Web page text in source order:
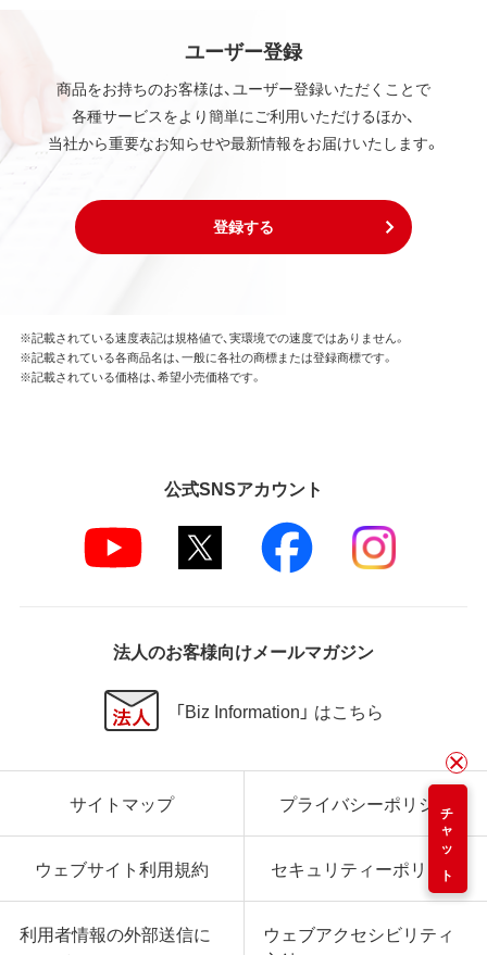
ユーザー登録
商品をお持ちのお客様は、ユーザー登録いただくことで
各種サービスをより簡単にご利用いただけるほか、
当社から重要なお知らせや最新情報をお届けいたします。
登録する
チャット
※記載されている速度表記は規格値で、実環境での速度ではありません。
※記載されている各商品名は、一般に各社の商標または登録商標です。
※記載されている価格は、希望小売価格です。
公式SNSアカウント
法人のお客様向けメールマガジン
「Biz Information」 はこちら
サイトマップ プライバシーポリシー
ウェブサイト利用規約 セキュリティーポリシー
利用者情報の外部送信に
ウェブアクセシビリティ